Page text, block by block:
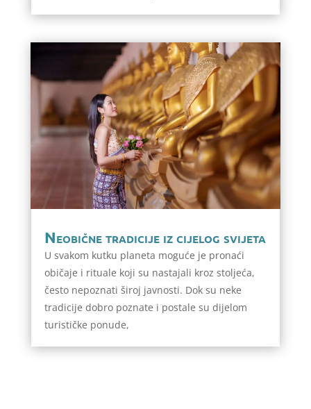
Neobične tradicije iz cijelog svijeta
U svakom kutku planeta moguće je pronaći
običaje i rituale koji su nastajali kroz stoljeća,
često nepoznati široj javnosti. Dok su neke
tradicije dobro poznate i postale su dijelom
turističke ponude,